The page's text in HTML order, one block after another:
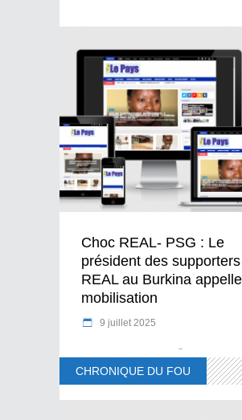
Choc REAL- PSG : Le
président des
REAL au Burkina
mobilisation
9 juillet 2025
CHRONIQUE DU FOU